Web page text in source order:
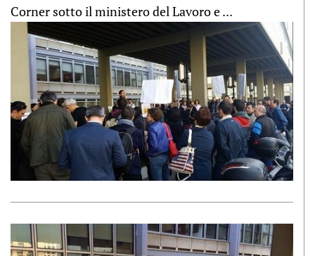
Corner sotto il ministero del Lavoro e ...